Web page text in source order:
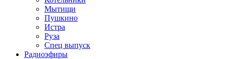
Мытищи
Пушкино
Истра
Руза
Спец выпуск
Радиоэфиры